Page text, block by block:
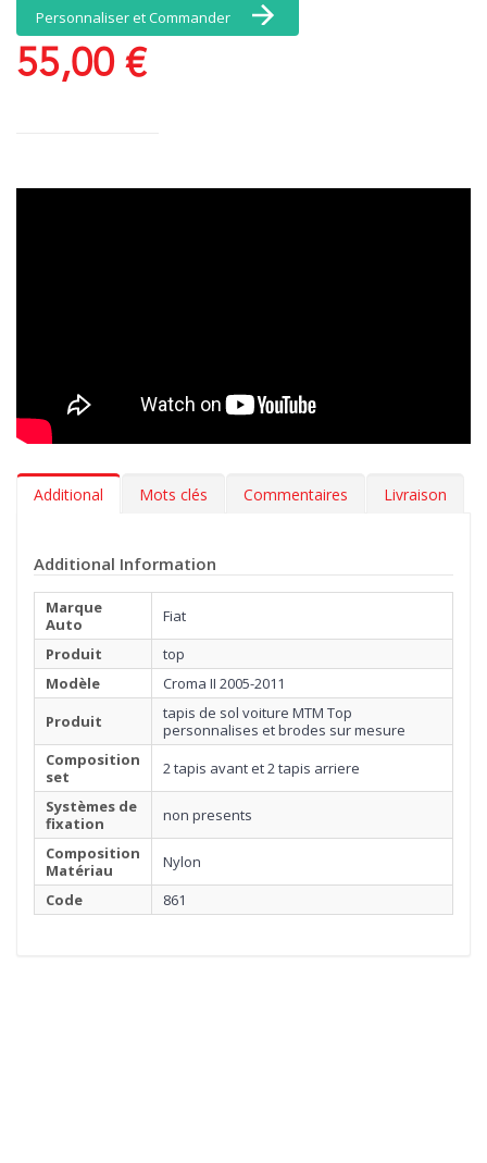
par exemple vos tapis avec votre nom. Il n’y a pas de limites à
vos émotions.
Perfection >
2005-2011. Vous pouvez, par ailleurs, décider d’ajouter
gratuitement, une talonnette, pour protéger la zone la plus
exposée à l’usure.
Personnaliser et Commander
55,00 €
Additional Mots clés Commentaires Livraison
Additional Information
Marque
Auto
Fiat
Produit
top
Modèle
Croma II 2005-2011
Produit
tapis de sol voiture MTM Top
personnalises et brodes sur mesure
Composition
set
2 tapis avant et 2 tapis arriere
Systèmes de
fixation
non presents
Composition
Matériau
Nylon
Code
861